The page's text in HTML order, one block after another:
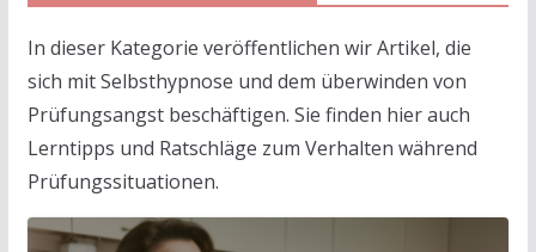
In dieser Kategorie veröffentlichen wir Artikel, die
sich mit Selbsthypnose und dem überwinden von
Prüfungsangst beschäftigen. Sie finden hier auch
Lerntipps und Ratschläge zum Verhalten während
Prüfungssituationen.